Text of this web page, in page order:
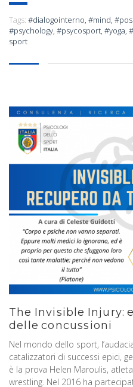
Tags: #dialogointerno, #mind,
#psychology, #psycosport, #yoga,
sport
The Invisible Injury:
delle concussioni
Nel mondo dello sport,
catalizzatori di successi epici,
è la prova Helen Maroulis,
wrestling. Nel 2016 ha